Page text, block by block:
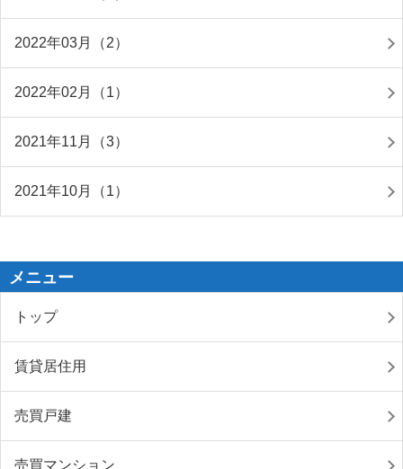
2022年03月（2）
2022年02月（1）
2021年11月（3）
2021年10月（1）
メニュー
トップ
賃貸居住用
売買戸建
売買マンション